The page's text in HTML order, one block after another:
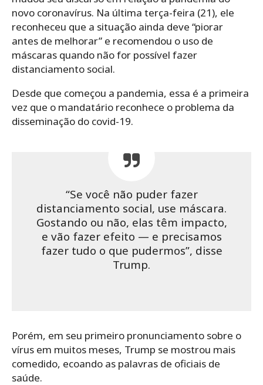
novo coronavírus. Na última terça-feira (21), ele
reconheceu que a situação ainda deve “piorar
antes de melhorar” e recomendou o uso de
máscaras quando não for possível fazer
distanciamento social.
Desde que começou a pandemia, essa é a primeira
vez que o mandatário reconhece o problema da
disseminação do covid-19.
“Se você não puder fazer
distanciamento social, use máscara.
Gostando ou não, elas têm impacto,
e vão fazer efeito — e precisamos
fazer tudo o que pudermos”, disse
Trump.
Porém, em seu primeiro pronunciamento sobre o
vírus em muitos meses, Trump se mostrou mais
comedido, ecoando as palavras de oficiais de
saúde.